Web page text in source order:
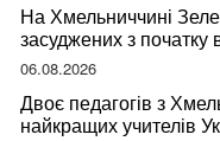
На Хмельниччині
засуджених з початку
06.08.2026
Двоє педагогів з
найкращих учителів